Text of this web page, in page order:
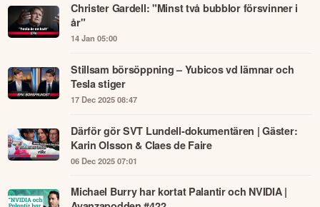
Christer Gardell: "Minst två bubblor försvinner i
år"
14 Jan 05:00
Stillsam börsöppning – Yubicos vd lämnar och
Tesla stiger
17 Dec 2025 08:47
Därför gör SVT Lundell-dokumentären | Gäster:
Karin Olsson & Claes de Faire
06 Dec 2025 07:01
Michael Burry har kortat Palantir och NVIDIA |